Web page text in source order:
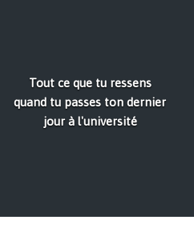
Tout ce que tu ressens
quand tu passes ton dernier
jour à l'université